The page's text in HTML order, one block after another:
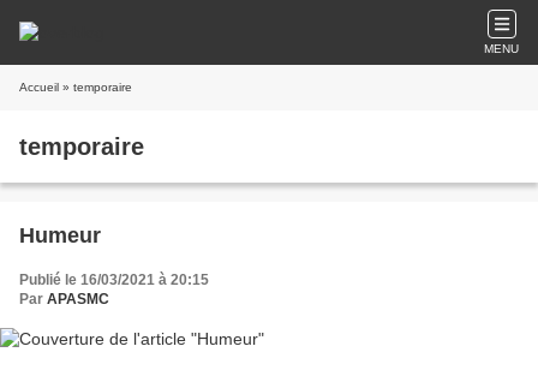
MENU
Accueil » temporaire
temporaire
Humeur
Publié le 16/03/2021 à 20:15
Par APASMC